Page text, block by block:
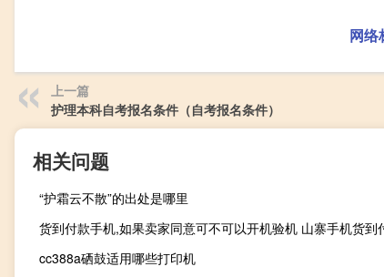
网络
上一篇
护理本科自考报名条件（自考报名条件）
相关问题
“护霜云不散”的出处是哪里
货到付款手机,如果卖家同意可不可以开机验机 山寨手机货到
cc388a硒鼓适用哪些打印机